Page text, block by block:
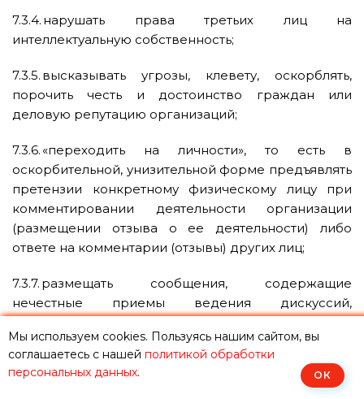
7.3.4. нарушать права третьих лиц на
интеллектуальную собственность;
7.3.5. высказывать угрозы, клевету, оскорблять,
порочить честь и достоинство граждан или
деловую репутацию организаций;
7.3.6. «переходить на личности», то есть в
оскорбительной, унизительной форме предъявлять
претензии конкретному физическому лицу при
комментировании деятельности организации
(размещении отзыва о ее деятельности) либо
ответе на комментарии (отзывы) других лиц;
7.3.7. размещать сообщения, содержащие
нечестные приемы ведения дискуссий,
другими Пользователями;
7.3.8. размещать комментарии (отзывы),
Мы используем cookies. Пользуясь нашим сайтом, вы
соглашаетесь с нашей политикой обработки
персональных данных. ОК